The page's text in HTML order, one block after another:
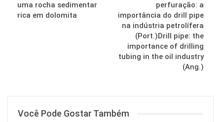
uma rocha sedimentar
rica em dolomita
perfuração: a
importância do drill pipe
na indústria petrolífera
(Port.)Drill pipe: the
importance of drilling
tubing in the oil industry
(Ang.)
Você Pode Gostar Também